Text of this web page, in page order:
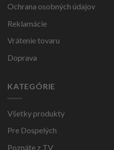
Ochrana osobných údajov
Reklamácie
Vrátenie tovaru
Doprava
KATEGÓRIE
Všetky produkty
Pre Dospelých
Poznáte z TV